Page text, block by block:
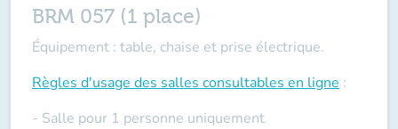
BRM 057 (1 place)
Équipement : table, chaise et prise électrique.
Règles d'usage des salles consultables en ligne :
- Salle pour 1 personne uniquement